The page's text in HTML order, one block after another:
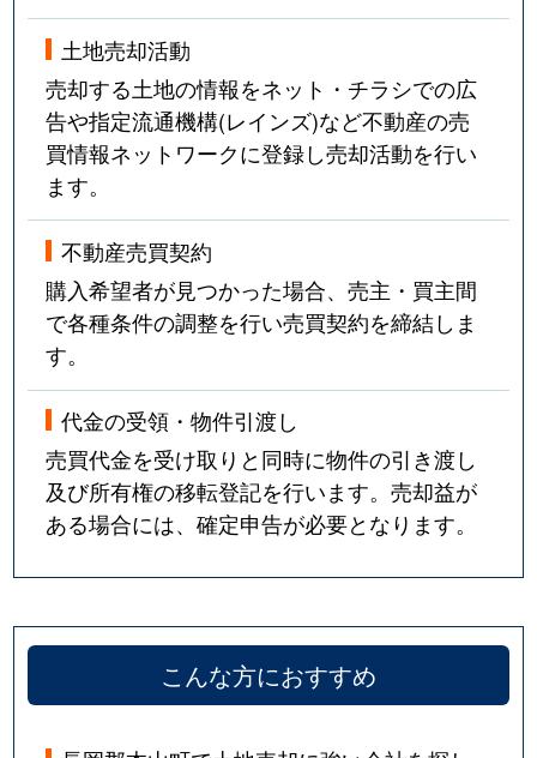
土地売却活動
売却する土地の情報をネット・チラシでの広
告や指定流通機構(レインズ)など不動産の売
買情報ネットワークに登録し売却活動を行い
ます。
不動産売買契約
購入希望者が見つかった場合、売主・買主間
で各種条件の調整を行い売買契約を締結しま
す。
代金の受領・物件引渡し
売買代金を受け取りと同時に物件の引き渡し
及び所有権の移転登記を行います。売却益が
ある場合には、確定申告が必要となります。
こんな方におすすめ